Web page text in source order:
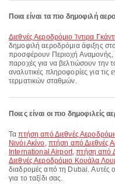
Ποια είναι τα πιο δημοφιλή
Διεθνές Αεροδρόμιο Ίντιρα Γκάντι
δημοφιλή αεροδρόμια άφιξης
προσφέρουν Περιοχή Αναμονής,
παροχές για να βελτιώσουν την
αναλυτικές πληροφορίες για τις
τερματικών σταθμών.
Ποιες είναι οι πιο δημοφιλείς
Ταπτήση από Διεθνές
Νινόι Ακίνο, πτήση από Διεθνές
International Airport,πτήση από
Διεθνές Αεροδρόμιο Κουάλα
διαδρομές από τη Dubai. Αυτές
για το ταξίδι σας.